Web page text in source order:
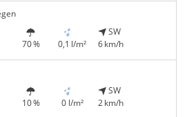
70 % 0,1 l/m²
SW
6 km/h
10 % 0 l/m²
SW
2 km/h